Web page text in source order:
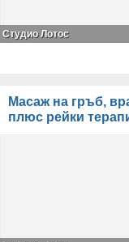
Студио Лотос
Масаж на гръб,
плюс рейки